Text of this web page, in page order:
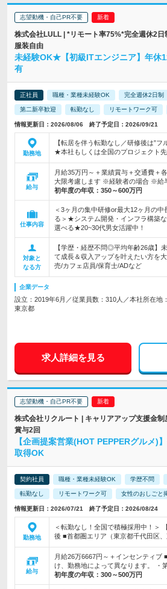
志望動機・自己PR不要
株式会社LULL | *リモート率75%*完全週休2
服装自由
未経験OK★【初級ITエンジニア】年休
有
正社員 職種・業種未経験OK 完全週休2日制
第二新卒歓迎 転勤なし リモートワーク可
情報更新日：2026/08/06 終了予定日：2026/09/21
勤務地
【転居を伴う転勤なし／研修後は”フ
★本社もしくは全国のプロジェクト
給与
月給35万円～＋業績賞与＋交通費＋
大限考慮します ※経験者の場合 ※給
初年度の年収： 350～600万円
仕事内容
＜3ヶ月の集中研修or最大12ヶ月の
る＞★システム開発・インフラ構築
選べる★20~30代男女活躍中！
対象と
なる方
【学歴・経歴不問◎平均年齢26歳】
て成長＆収入アップを叶えたい方を
売/カフェ店員/保育士/ADなど
企業データ
設立：2019年6月／従業員数：310人／本社所在地：
東京都
求人詳細を見る
志望動機・自己PR不要
株式会社リクルート | キャリアアップ支援金
賞与2回
【企画提案営業(HOT PEPPERグルメ)
取得OK
契約社員 職種・業種未経験OK 学歴不問
転勤なし リモートワーク可 女性のおしごと
情報更新日：2026/07/21 終了予定日：2026/08/24
勤務地
＜転勤なし！全国で積極採用中！＞
後 ■首都圏エリア（東京都千代田区
給与
月給26万6667円～＋インセンティブ
け、勤務地によって異なります。 ・
初年度の年収： 300～500万円